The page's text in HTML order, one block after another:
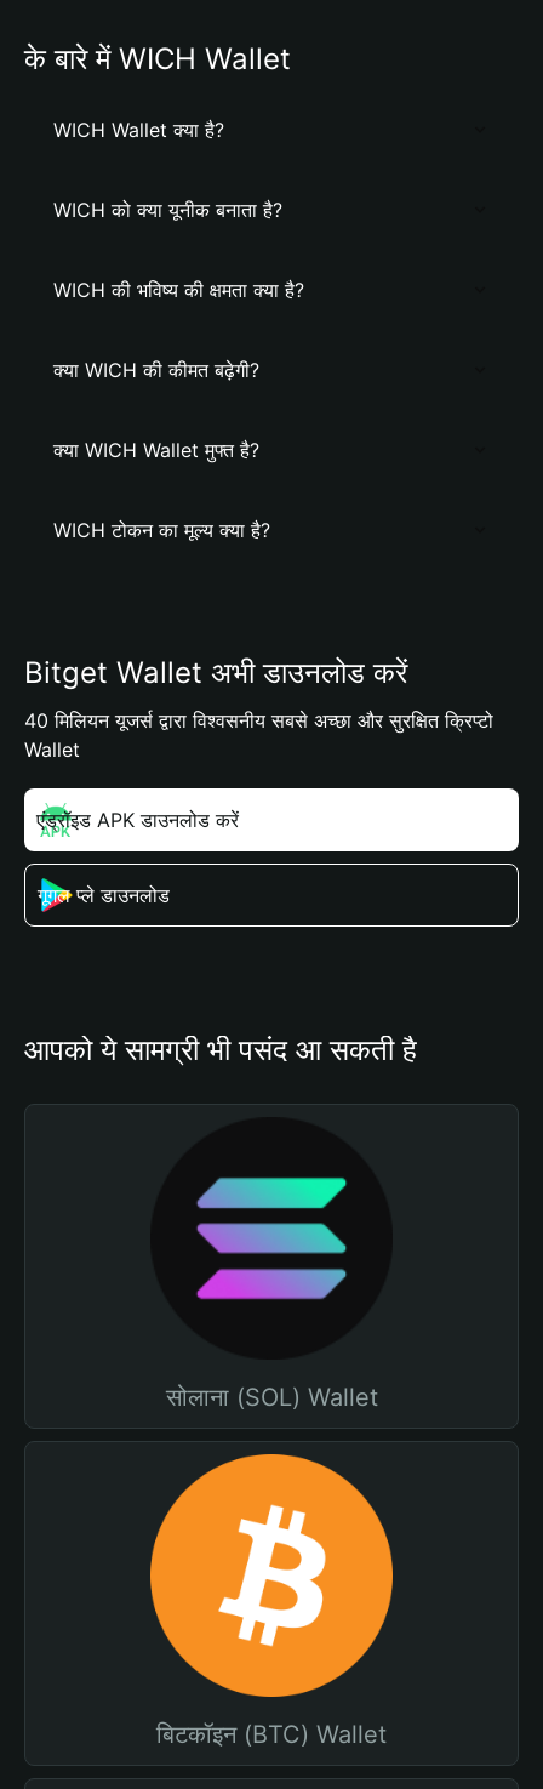
के बारे में WICH Wallet
WICH Wallet क्या है?
WICH को क्या यूनीक बनाता है?
WICH की भविष्य की क्षमता क्या है?
क्या WICH की कीमत बढ़ेगी?
क्या WICH Wallet मुफ्त है?
WICH टोकन का मूल्य क्या है?
Bitget Wallet अभी डाउनलोड करें
40 मिलियन यूजर्स द्वारा विश्वसनीय सबसे अच्छा और सुरक्षित क्रिप्टो
Wallet
एंड्रॉइड APK डाउनलोड करें
गूगल प्ले डाउनलोड
आपको ये सामग्री भी पसंद आ सकती है
सोलाना (SOL) Wallet
बिटकॉइन (BTC) Wallet